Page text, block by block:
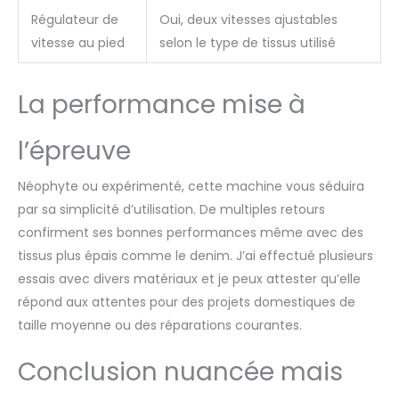
l'utiliser et comment gérer
d'accessoires de couture
besoin
Régulateur de
vitesse au pied
Oui, deux vitesses ajustables
selon le type de tissus utilisé
La performance mise à
l’épreuve
Néophyte ou expérimenté, cette machine vous séduira
par sa simplicité d’utilisation. De multiples retours
confirment ses bonnes performances même avec des
tissus plus épais comme le denim. J’ai effectué plusieurs
essais avec divers matériaux et je peux attester qu’elle
répond aux attentes pour des projets domestiques de
taille moyenne ou des réparations courantes.
Conclusion nuancée mais